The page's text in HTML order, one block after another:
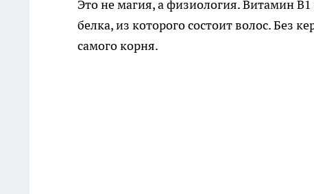
Это не магия, а физиология. Витамин
белка, из которого состоит волос. Без
самого корня.